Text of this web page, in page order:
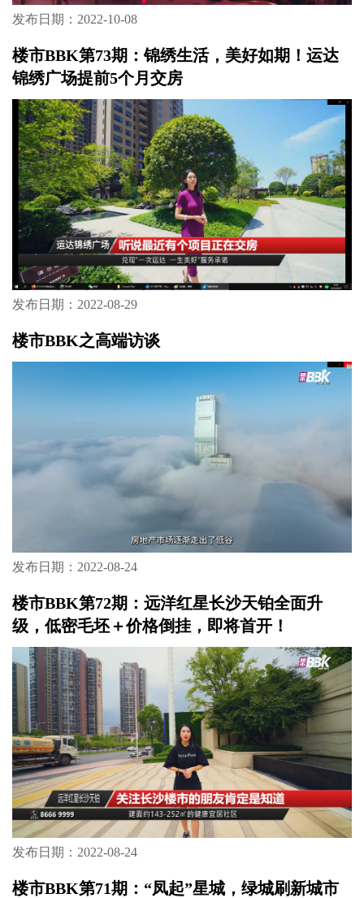
发布日期：2022-10-08
楼市BBK第73期：锦绣生活，美好如期！运达
锦绣广场提前5个月交房
发布日期：2022-08-29
楼市BBK之高端访谈
发布日期：2022-08-24
楼市BBK第72期：远洋红星长沙天铂全面升
级，低密毛坯＋价格倒挂，即将首开！
发布日期：2022-08-24
楼市BBK第71期：“凤起”星城，绿城刷新城市